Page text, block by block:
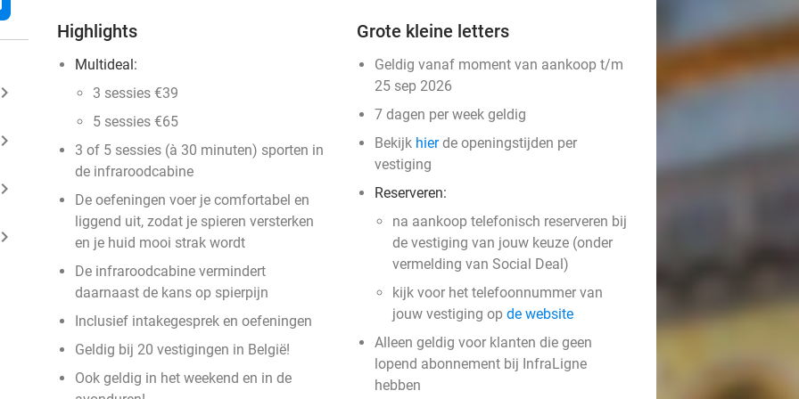
keyboard_arrow_right
keyboard_arrow_right
keyboard_arrow_right
keyboard_arrow_right
Highlights
Multideal:
3 sessies €39
5 sessies €65
3 of 5 sessies (à 30 minuten) sporten in
de infraroodcabine
De oefeningen voer je comfortabel en
liggend uit, zodat je spieren versterken
en je huid mooi strak wordt
De infraroodcabine vermindert
daarnaast de kans op spierpijn
Inclusief intakegesprek en oefeningen
Geldig bij 20 vestigingen in België!
Ook geldig in het weekend en in de
Grote kleine letters
Geldig vanaf moment van aankoop t/m
25 sep 2026
7 dagen per week geldig
Bekijk hierde openingstijden per
vestiging
Reserveren:
na aankoop telefonisch reserveren bij
de vestiging van jouw keuze (onder
vermelding van Social Deal)
kijk voor het telefoonnummer van
jouw vestiging op de website
Alleen geldig voor klanten die geen
lopend abonnement bij InfraLigne
hebben